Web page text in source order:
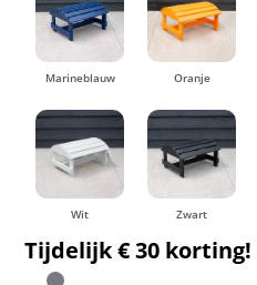
Marineblauw Oranje
Wit Zwart
Tijdelijk € 30 korting!